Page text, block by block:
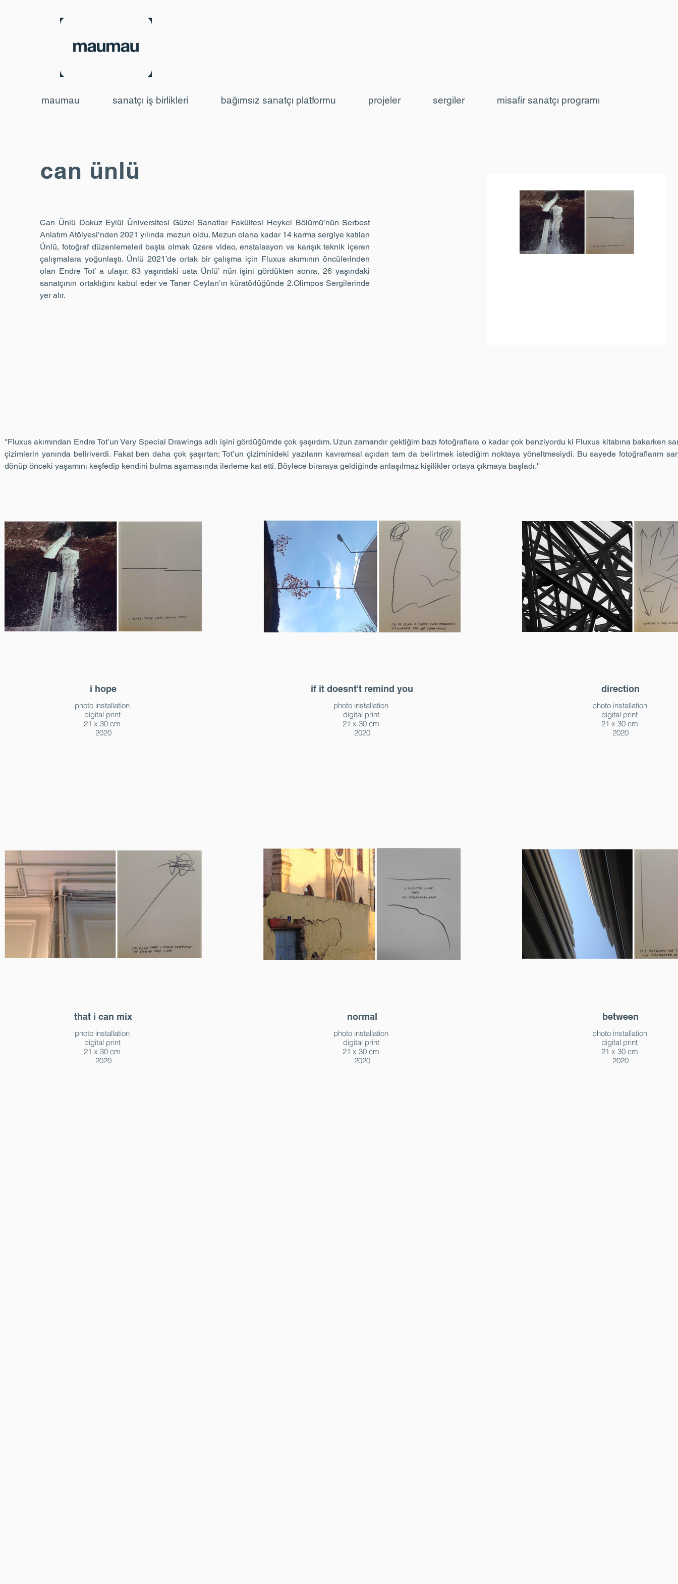
maumau sanatçı iş birlikleri bağımsız sanatçı platformu projeler sergiler misafir sanatçı programı
can ünlü
Can Ünlü Dokuz Eylül Üniversitesi Güzel Sanatlar Fakültesi Heykel Bölümü’nün Serbest
Anlatım Atölyesi’nden 2021 yılında mezun oldu. Mezun olana kadar 14 karma sergiye katılan
Ünlü, fotoğraf düzenlemeleri başta olmak üzere video, enstalasyon ve karışık teknik içeren
çalışmalara yoğunlaştı. Ünlü 2021’de ortak bir çalışma için Fluxus akımının öncülerinden
olan Endre Tot’ a ulaşır. 83 yaşındaki usta Ünlü’ nün işini gördükten sonra, 26 yaşındaki
sanatçının ortaklığını kabul eder ve Taner Ceylan’ın küratörlüğünde 2.Olimpos Sergilerinde
yer alır.
i hope
photo installation
digital print
21 x 30 cm
2020
if it doesnt't remind you
photo installation
digital print
21 x 30 cm
2020
direction
photo installation
digital print
21 x 30 cm
2020
that i can mix
photo installation
digital print
21 x 30 cm
2020
normal
photo installation
digital print
21 x 30 cm
2020
between
photo installation
digital print
21 x 30 cm
2020
''Fluxus akımından Endre Tot’un Very Special Drawings adlı işini gördüğümde çok şaşırdım. Uzun zamandır çektiğim bazı fotoğraflara o kadar çok benziyordu ki Fluxus kitabına bakarken
çizimlerin yanında beliriverdi. Fakat ben daha çok şaşırtan; Tot’un çiziminideki yazıların kavramsal açıdan tam da belirtmek istediğim noktaya yöneltmesiydi. Bu sayede fotoğraflarım
dönüp önceki yaşamını keşfedip kendini bulma aşamasında ilerleme kat etti. Böylece biraraya geldiğinde anlaşılmaz kişilikler ortaya çıkmaya başladı.''